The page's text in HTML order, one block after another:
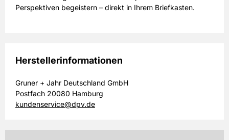
Perspektiven begeistern – direkt in Ihrem Briefkasten.
Herstellerinformationen
Gruner + Jahr Deutschland GmbH
Postfach 20080 Hamburg
kundenservice@dpv.de